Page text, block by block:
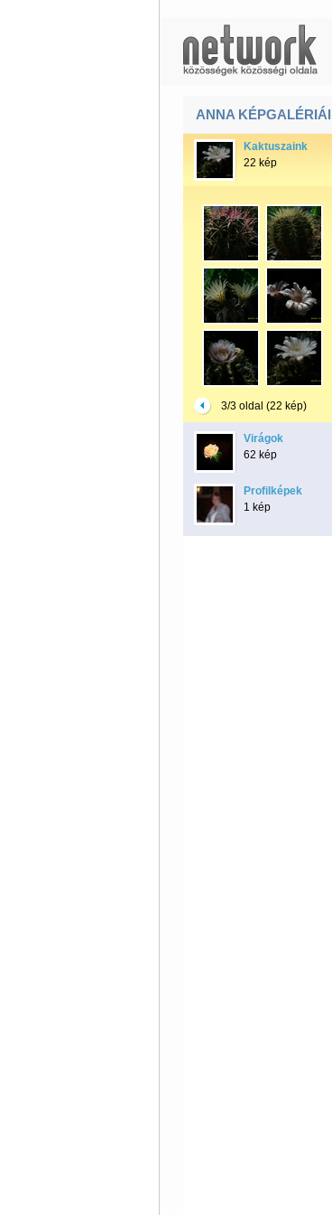
ANNA KÉPGALÉRIÁI
Kaktuszaink
22 kép
3/3 oldal (22 kép)
Virágok
62 kép
Profilképek
1 kép